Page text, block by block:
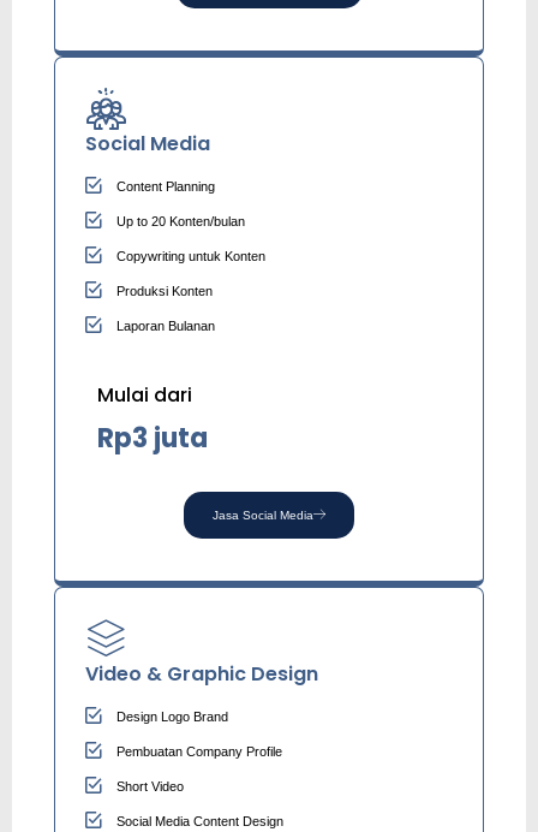
Social Media
Content Planning
Up to 20 Konten/bulan
Copywriting untuk Konten
Produksi Konten
Laporan Bulanan
Mulai dari
Rp3 juta
Jasa Social Media
Video & Graphic Design
Design Logo Brand
Pembuatan Company Profile
Short Video
Social Media Content Design